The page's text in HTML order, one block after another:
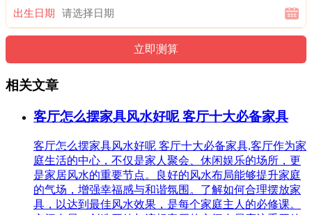
出生日期
相关文章
客厅怎么摆家具风水好呢 客厅十大必备家具
客厅怎么摆家具风水好呢 客厅十大必备家具,客厅作为家
庭生活的中心，不仅是家人聚会、休闲娱乐的场所，更
是家居风水的重要节点。良好的风水布局能够提升家庭
的气场，增强幸福感与和谐氛围。了解如何合理摆放家
具，以达到最佳风水效果，是每个家庭主人的必修课。